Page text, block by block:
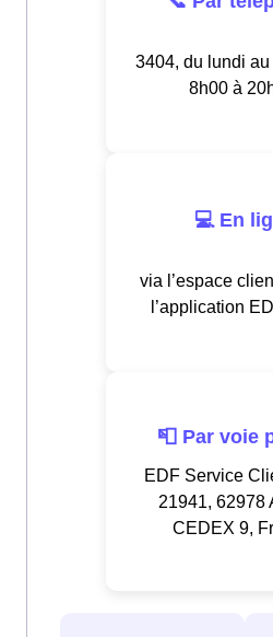
3404, du lundi
8h00 à
💻 En
via l’espace
l’application
📮 Par voie
EDF Service
21941, 62978
CEDEX 9,